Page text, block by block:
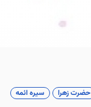
حضرت زهرا سیره ائمه